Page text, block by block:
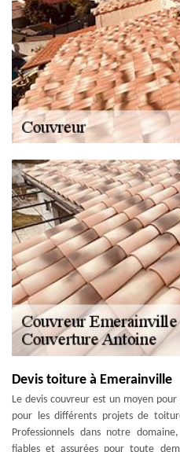
Devis toiture à Emerainville
Le devis couvreur est un moyen
pour les différents projets de
Professionnels dans notre
fiables et assurées pour toute